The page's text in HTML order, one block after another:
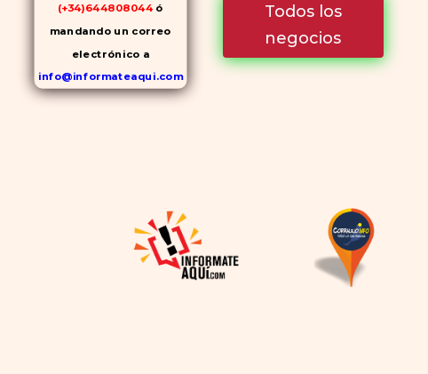
(+34)644808044 ó
mandando un correo
electrónico a
info@informateaqui.com
Mientras que antes la
permitido la producción de
alternativas genéricas tanto
Todos los
negocios